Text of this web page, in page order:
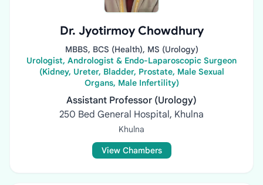
Dr. Jyotirmoy Chowdhury
MBBS, BCS (Health), MS (Urology)
Urologist, Andrologist & Endo-Laparoscopic Surgeon
(Kidney, Ureter, Bladder, Prostate, Male Sexual
Organs, Male Infertility)
Assistant Professor (Urology)
250 Bed General Hospital, Khulna
Khulna
View Chambers